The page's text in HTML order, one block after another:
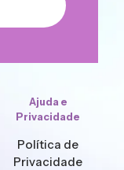
Ajuda e
Privacidade
Política de
Privacidade